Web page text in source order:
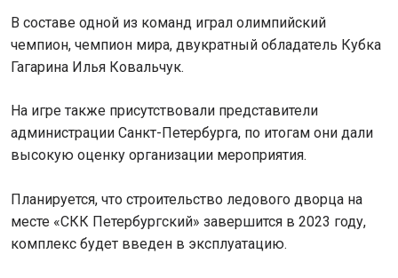
В составе одной из команд играл олимпийский
чемпион, чемпион мира, двукратный обладатель Кубка
Гагарина Илья Ковальчук.
На игре также присутствовали представители
администрации Санкт-Петербурга, по итогам они дали
высокую оценку организации мероприятия.
Планируется, что строительство ледового дворца на
месте «СКК Петербургский» завершится в 2023 году,
комплекс будет введен в эксплуатацию.